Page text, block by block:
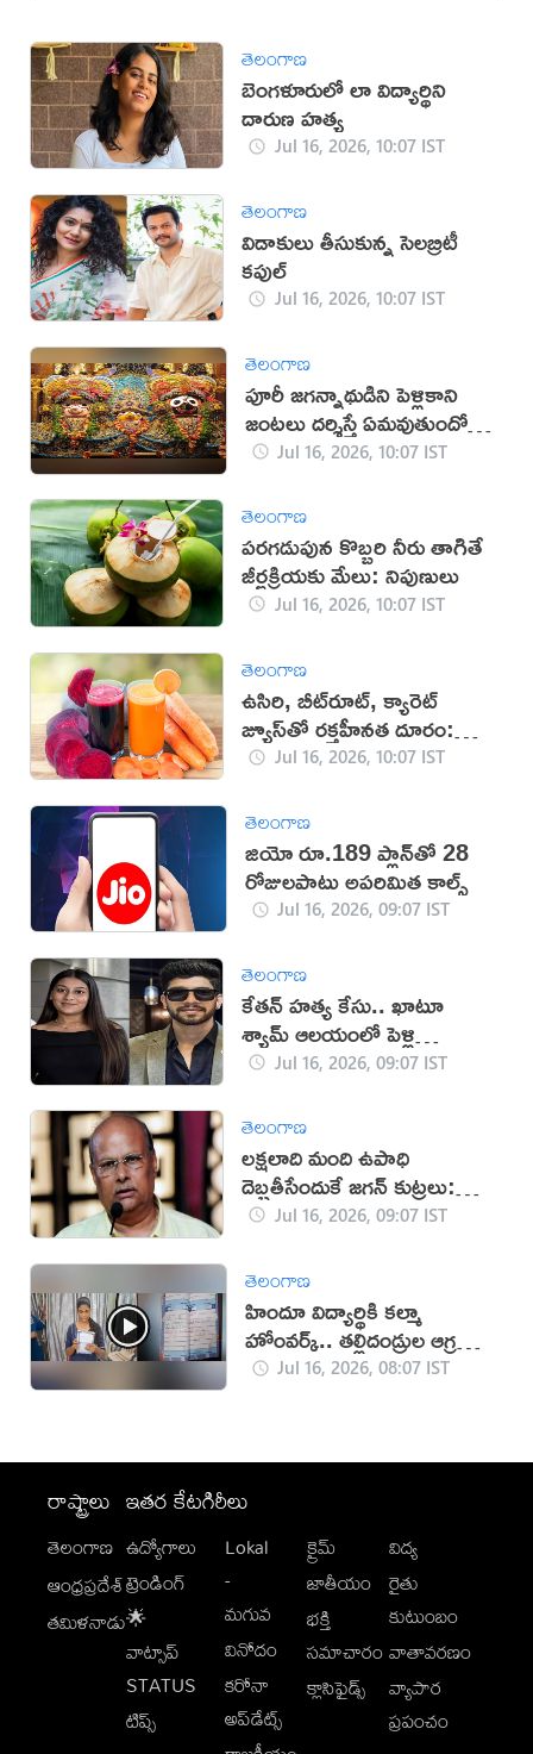
తెలంగాణ
బెంగళూరులో లా విద్యార్థిని
దారుణ హత్య
Jul 16, 2026, 10:07 IST
తెలంగాణ
విడాకులు తీసుకున్న సెలబ్రిటీ
కపుల్
Jul 16, 2026, 10:07 IST
తెలంగాణ
పూరీ జగన్నాథుడిని పెళ్లికాని
జంటలు దర్శిస్తే ఏమవుతుందో
తెలుసా?
Jul 16, 2026, 10:07 IST
తెలంగాణ
పరగడుపున కొబ్బరి నీరు తాగితే
జీర్ణక్రియకు మేలు: నిపుణులు
Jul 16, 2026, 10:07 IST
తెలంగాణ
ఉసిరి, బీట్‌రూట్, క్యారెట్
జ్యూస్‌తో రక్తహీనత దూరం:
నిపుణులు
Jul 16, 2026, 10:07 IST
తెలంగాణ
జియో రూ.189 ప్లాన్‌తో 28
రోజులపాటు అపరిమిత కాల్స్
Jul 16, 2026, 09:07 IST
తెలంగాణ
కేతన్ హత్య కేసు.. ఖాటూ
శ్యామ్ ఆలయంలో పెళ్లి
చేసుకున్న సియా, చేతన్‌!
Jul 16, 2026, 09:07 IST
తెలంగాణ
లక్షలాది మంది ఉపాధి
దెబ్బతీసేందుకే జగన్ కుట్రలు:
యనమల
Jul 16, 2026, 09:07 IST
తెలంగాణ
హిందూ విద్యార్థికి కల్మా
హోంవర్క్.. తల్లిదండ్రుల ఆగ్రహం
(వీడియో)
Jul 16, 2026, 08:07 IST
రాష్ట్రాలు
తెలంగాణ
ఆంధ్రప్రదేశ్
తమిళనాడు
ఇతర కేటగిరీలు
ఉద్యోగాలు
ట్రెండింగ్
🌟
వాట్సాప్
STATUS
టిప్స్
Lokal
-
మగువ
వినోదం
కరోనా
అప్‌డేట్స్
క్రైమ్
జాతీయం
భక్తి
సమాచారం
క్లాసిఫైడ్స్
విద్య
రైతు
కుటుంబం
వాతావరణం
వ్యాపార
ప్రపంచం